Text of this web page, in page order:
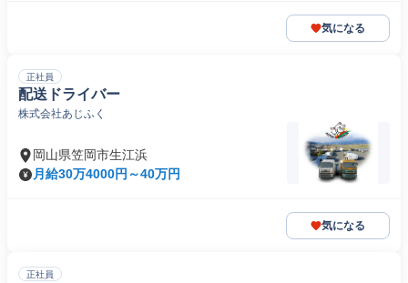
気になる
正社員
配送ドライバー
株式会社あじふく
岡山県笠岡市生江浜
月給30万4000円～40万円
気になる
正社員